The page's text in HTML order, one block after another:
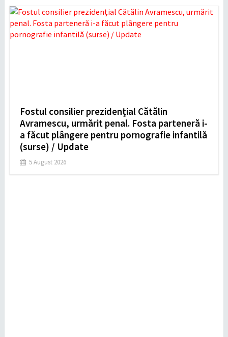
Fostul consilier prezidențial Cătălin
Avramescu, urmărit penal. Fosta parteneră i-
a făcut plângere pentru pornografie infantilă
(surse) / Update
5 August 2026